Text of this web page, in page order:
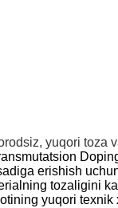
yuqori
erishish
tozaligini
yuqori